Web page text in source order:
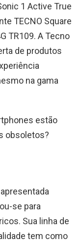
1 Active True
TECNO Square
TR109. A Tecno
de produtos
na gama
estão
obsoletos?
se para
Sua linha de
tem como